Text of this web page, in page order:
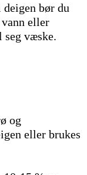
bør du
eller
seg væske.
og
eller brukes